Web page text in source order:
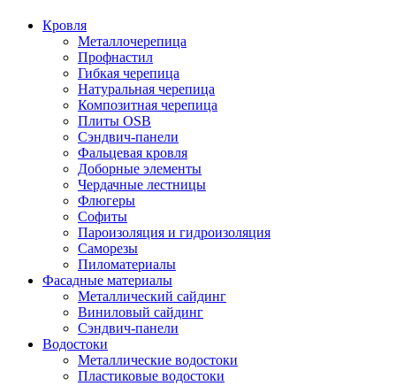
Кровля
Металлочерепица
Профнастил
Гибкая черепица
Натуральная черепица
Композитная черепица
Плиты OSB
Сэндвич-панели
Фальцевая кровля
Доборные элементы
Чердачные лестницы
Флюгеры
Софиты
Пароизоляция и гидроизоляция
Саморезы
Пиломатериалы
Фасадные материалы
Металлический сайдинг
Виниловый сайдинг
Сэндвич-панели
Водостоки
Металлические водостоки
Пластиковые водостоки